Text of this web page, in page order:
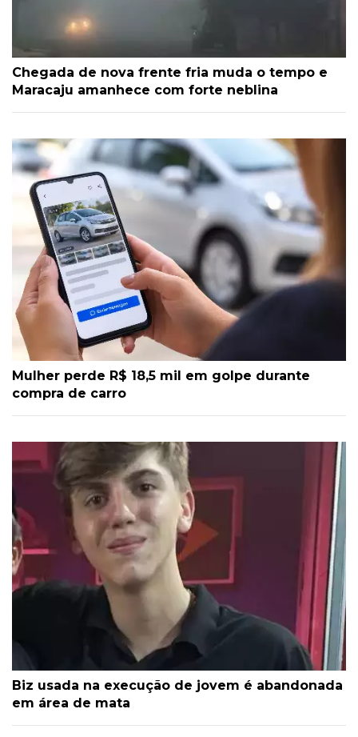
Chegada de nova frente fria muda o tempo e
Maracaju amanhece com forte neblina
Mulher perde R$ 18,5 mil em golpe durante
compra de carro
Biz usada na execução de jovem é abandonada
em área de mata